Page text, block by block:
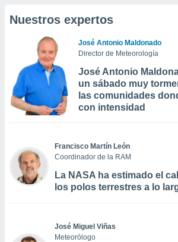
Nuestros expertos
José Antonio Maldonado
Director de Meteorología
José Antonio
un sábado muy
las comunidades
con intensidad
Francisco Martín León
Coordinador de la RAM
La NASA ha estimado el
los polos terrestres a lo
José Miguel Viñas
Meteorólogo